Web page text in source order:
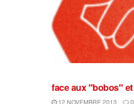
face aux "bobos"
12 NOVEMBRE 2013 0